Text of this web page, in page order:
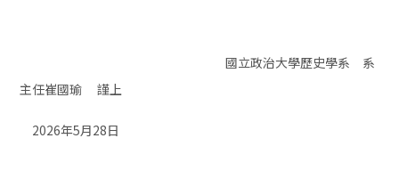
國立政治大學歷史學系 系
主任崔國瑜 謹上
2026年5月28日